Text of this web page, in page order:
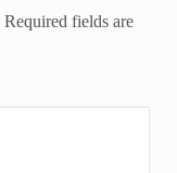
Required fields are